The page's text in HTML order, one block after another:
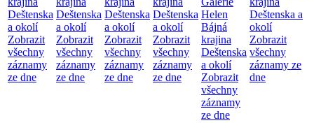
Deštenska
a okolí
Zobrazit
všechny
záznamy
ze dne
Deštenska
a okolí
Zobrazit
všechny
záznamy
ze dne
Deštenska
a okolí
Zobrazit
všechny
záznamy
ze dne
Deštenska
a okolí
Zobrazit
všechny
záznamy
ze dne
Helen
Bájná
krajina
Deštenska
a okolí
Zobrazit
všechny
záznamy
ze dne
Deštenska a
okolí
Zobrazit
všechny
záznamy ze
dne